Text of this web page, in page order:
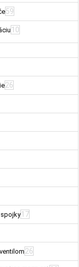
59
10
26
17
26